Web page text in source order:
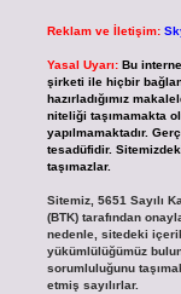
Reklam ve İletişim:
Yasal Uyarı: Bu
şirketi ile hiçbir
hazırladığımız
niteliği taşımamakta
yapılmamaktadır.
tesadüfidir.
taşımazlar.
Sitemiz, 5651 Sayılı
(BTK) tarafından
nedenle, sitedeki
yükümlülüğümüz
sorumluluğunu
etmiş sayılırlar.